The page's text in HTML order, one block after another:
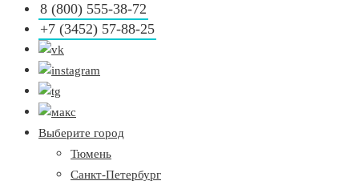
8 (800) 555-38-72
+7 (3452) 57-88-25
Выберите город
Тюмень
Санкт-Петербург